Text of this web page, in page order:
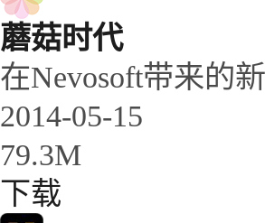
蘑菇时代
在Nevosoft带来的
2014-05-15
79.3M
下载